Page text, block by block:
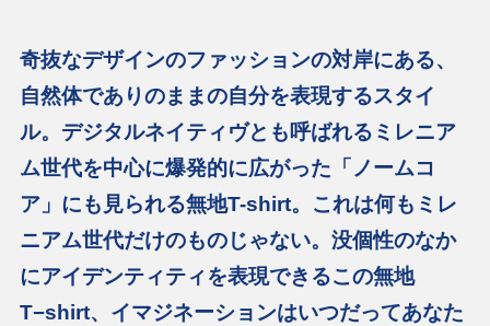
奇抜なデザインのファッションの対岸にある、
自然体でありのままの自分を表現するスタイ
ル。デジタルネイティヴとも呼ばれるミレニア
ム世代を中心に爆発的に広がった「ノームコ
ア」にも見られる無地T-shirt。これは何もミレ
ニアム世代だけのものじゃない。没個性のなか
にアイデンティティを表現できるこの無地
T−shirt、イマジネーションはいつだってあなた